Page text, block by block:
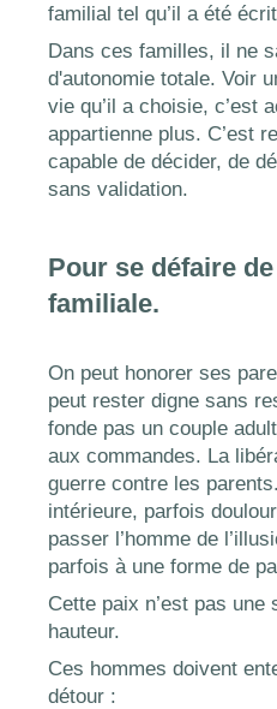
familial tel qu’il a été
Dans ces familles, il ne
d'autonomie totale. Voir
vie qu’il a choisie, c’est
appartienne plus. C’est
capable de décider, de
sans validation.
Pour se défaire
familiale.
On peut honorer ses
peut rester digne sans
fonde pas un couple
aux commandes. La
guerre contre les
intérieure, parfois
passer l’homme de
parfois à une forme de
Cette paix n’est pas une
hauteur.
Ces hommes doivent
détour :